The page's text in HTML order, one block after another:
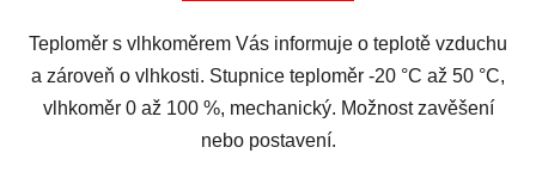
Teploměr s vlhkoměrem Vás informuje o teplotě vzduchu
a zároveň o vlhkosti. Stupnice teploměr -20 °C až 50 °C,
vlhkoměr 0 až 100 %, mechanický. Možnost zavěšení
nebo postavení.